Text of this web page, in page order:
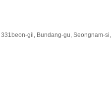
gil, Bundang-gu, Seongnam-si,